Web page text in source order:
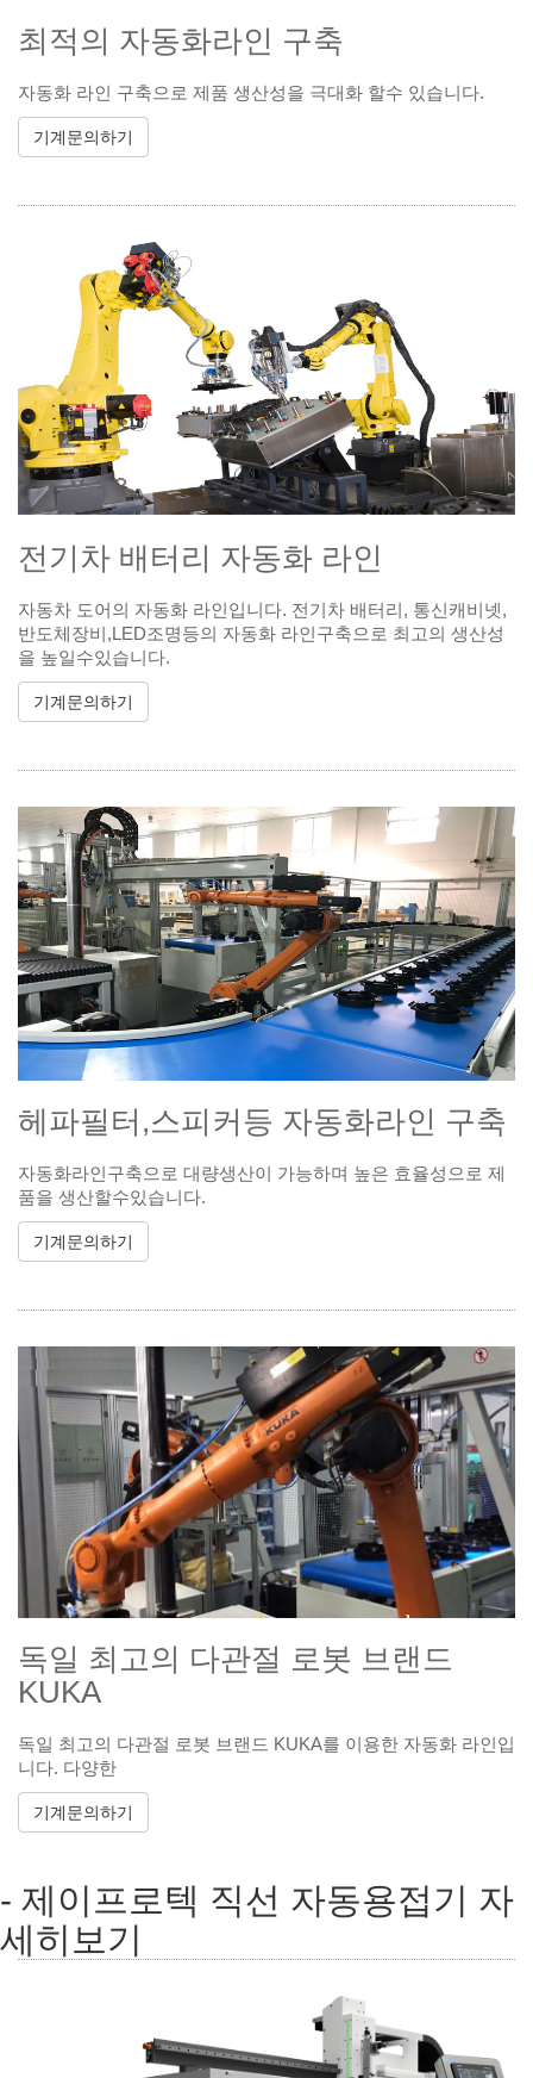
최적의 자동화라인 구축
자동화 라인 구축으로 제품 생산성을 극대화 할수 있습니다.
기계문의하기
전기차 배터리 자동화 라인
자동차 도어의 자동화 라인입니다. 전기차 배터리, 통신캐비넷,
반도체장비,LED조명등의 자동화 라인구축으로 최고의 생산성
을 높일수있습니다.
기계문의하기
헤파필터,스피커등 자동화라인 구축
자동화라인구축으로 대량생산이 가능하며 높은 효율성으로 제
품을 생산할수있습니다.
기계문의하기
독일 최고의 다관절 로봇 브랜드
KUKA
독일 최고의 다관절 로봇 브랜드 KUKA를 이용한 자동화 라인입
니다. 다양한
기계문의하기
- 제이프로텍 직선 자동용접기 자
세히보기